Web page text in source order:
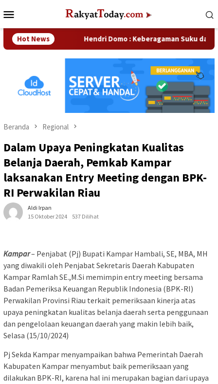
ke
Mobile
Hot News Hendri Domo : Keberagaman Suku dan
Beranda Regional
Dalam Upaya Peningkatan Kualitas
Belanja Daerah, Pemkab Kampar
laksanakan Entry Meeting dengan BPK-
RI Perwakilan Riau
Aldi Irpan
15 Oktober 2024
537 Dilihat
Kampar– Penjabat (Pj) Bupati Kampar Hambali, SE, MBA, MH
yang diwakili oleh Penjabat Sekretaris Daerah Kabupaten
Kampar Ramlah SE.,M.Si memimpin entry meeting bersama
Badan Pemeriksa Keuangan Republik Indonesia (BPK-RI)
Perwakilan Provinsi Riau terkait pemeriksaan kinerja atas
upaya peningkatan kualitas belanja daerah serta penggunaan
dan pengelolaan keuangan daerah yang makin lebih baik,
Selasa (15/10/2024)
Pj Sekda Kampar menyampaikan bahwa Pemerintah Daerah
Kabupaten Kampar menyambut baik pemeriksaan yang
dilakukan BPK-RI, karena hal ini merupakan bagian dari upaya